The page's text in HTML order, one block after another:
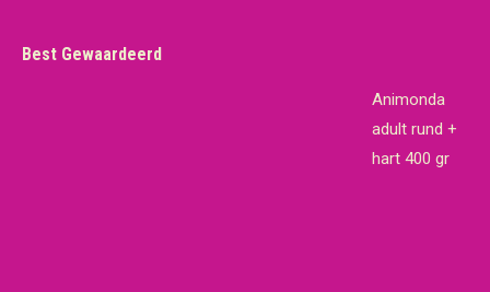
Best Gewaardeerd
Animonda
adult rund +
hart 400 gr